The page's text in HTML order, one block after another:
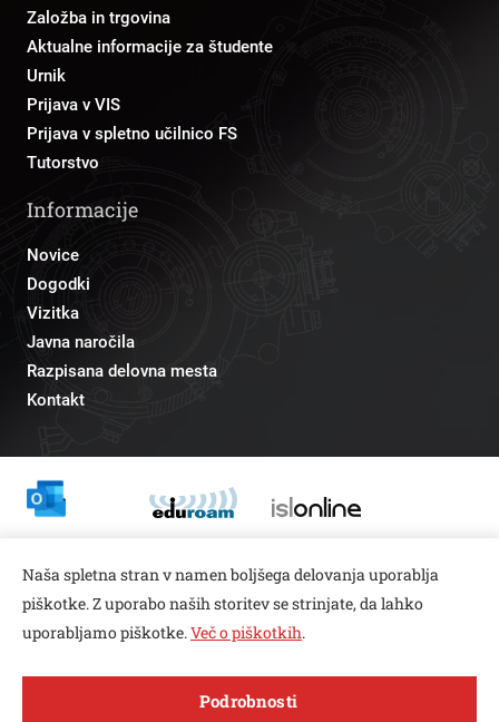
Open toolbar
Založba in trgovina
Aktualne informacije za študente
Urnik
Prijava v VIS
Prijava v spletno učilnico FS
Tutorstvo
Informacije
Novice
Dogodki
Vizitka
Javna naročila
Razpisana delovna mesta
Kontakt
pr@fs.uni-lj.si
Naša spletna stran v namen boljšega delovanja uporablja
piškotke. Z uporabo naših storitev se strinjate, da lahko
uporabljamo piškotke.Več o piškotkih.
Podrobnosti